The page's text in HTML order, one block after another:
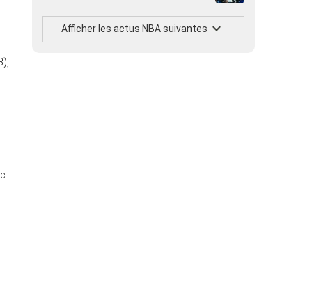
Afficher les actus NBA suivantes